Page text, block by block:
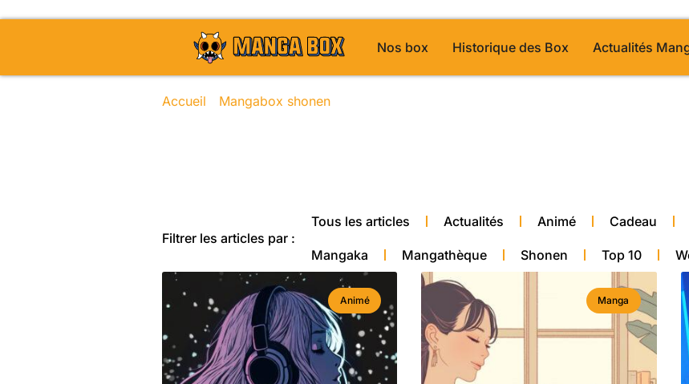
Nos box Historique des Box Actualités
Accueil Mangabox shonen/ Page 8
Filtrer les articles par :
Tous les articles Actualités Animé Cadeau
Mangaka Mangathèque Shonen Top 10
Animé Manga